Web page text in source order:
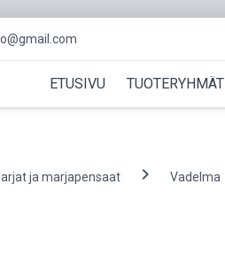
ETUSIVU TUOTERYHMÄT
ja marjapensaat chevron_right Vadelma